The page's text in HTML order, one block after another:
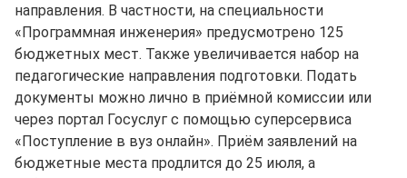
направления. В частности, на специальности
«Программная инженерия» предусмотрено 125
бюджетных мест. Также увеличивается набор на
педагогические направления подготовки. Подать
документы можно лично в приёмной комиссии или
через портал Госуслуг с помощью суперсервиса
«Поступление в вуз онлайн». Приём заявлений на
бюджетные места продлится до 25 июля, а